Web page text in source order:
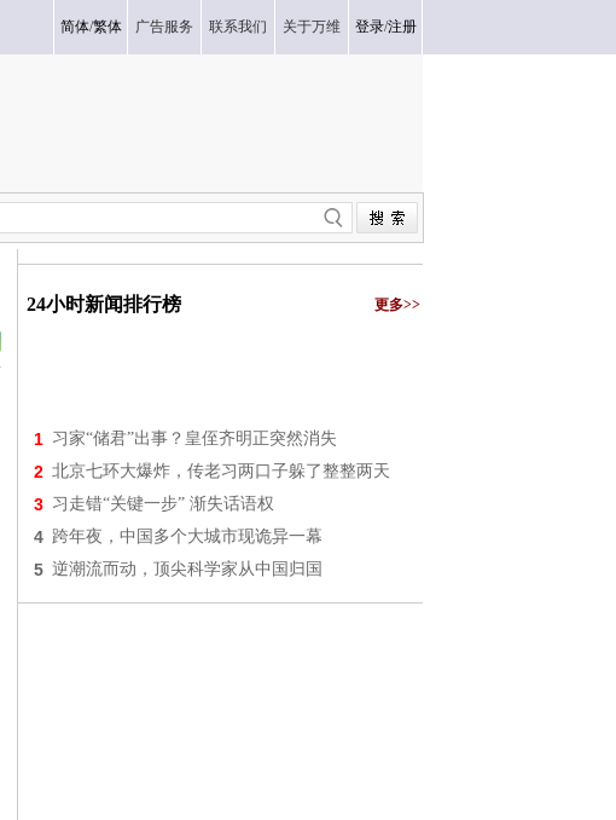
简体/繁体 广告服务 联系我们 关于万维 登录/注册
24小时新闻排行榜 更多>>
1 习家“储君”出事？皇侄齐明正突然消失
2 北京七环大爆炸，传老习两口子躲了整整两天
3 习走错“关键一步” 渐失话语权
4 跨年夜，中国多个大城市现诡异一幕
5 逆潮流而动，顶尖科学家从中国归国